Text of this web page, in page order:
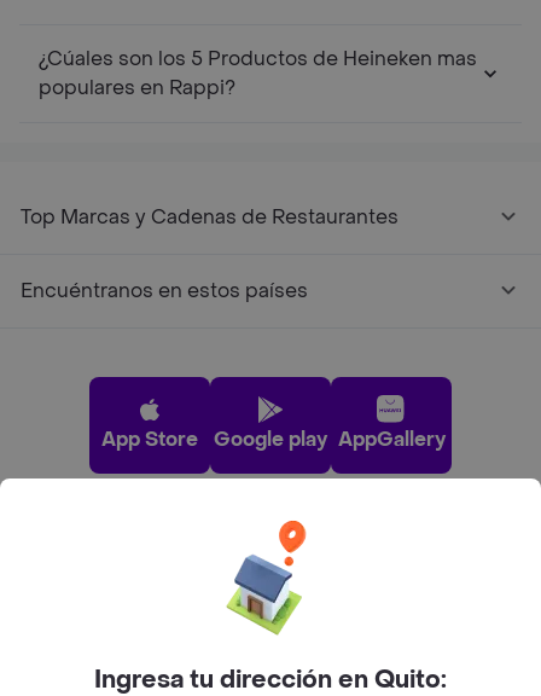
¿Cúales son los 5 Productos de Heineken mas
populares en Rappi?
Top Marcas y Cadenas de Restaurantes
Encuéntranos en estos países
App Store Google play AppGallery
Pide tu comida favorita cerca de ti
Ingresa tu dirección en Quito: